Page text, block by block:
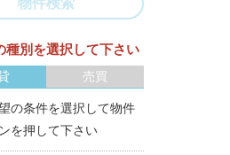
物件検索
種別を選択して下さい
売買
の条件を選択して物件
を押して下さい